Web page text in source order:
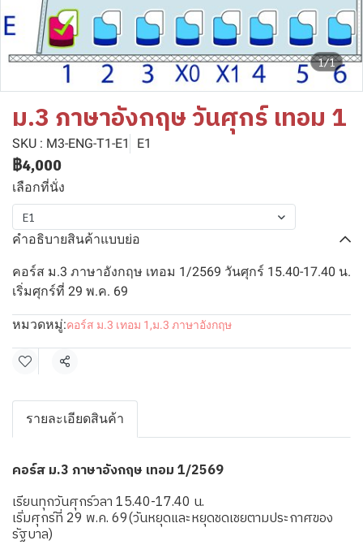
1/1
ม.3 ภาษาอังกฤษ วันศุกร์ เทอม 1
SKU : M3-ENG-T1-E1 E1
฿4,000
เลือกที่นั่ง
E1
คำอธิบายสินค้าแบบย่อ
คอร์ส ม.3 ภาษาอังกฤษ เทอม 1/2569 วันศุกร์ 15.40-17.40 น.
เริ่มศุกร์ที่ 29 พ.ค. 69
หมวดหมู่:คอร์ส ม.3 เทอม 1 ,ม.3 ภาษาอังกฤษ
แชร์
รายละเอียดสินค้า
คอร์ส ม.3 ภาษาอังกฤษ เทอม 1/2569
เรียนทุกวันศุกร์วลา 15.40-17.40 น.
เริ่มศุกร์ที่ 29 พ.ค. 69(วันหยุดและหยุดชดเชยตามประกาศของ
รัฐบาล)